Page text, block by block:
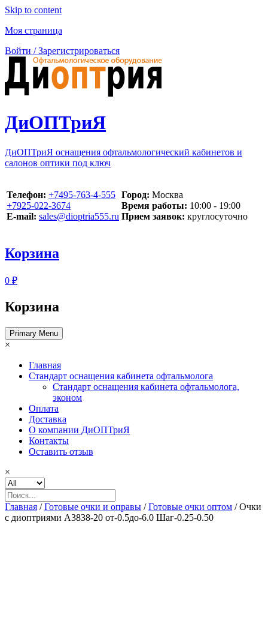
Skip to content
Моя страница
Войти / Зарегистрироваться
ДиОПТриЯ
ДиОПТриЯ оснащения офтальмологический кабинетов и
салонов оптики под ключ
Телефон: ‪+7495-763-4-555‬
‪+7925-022-3674‬
E-mail: sales@dioptria555.ru
Город: Москва
Время работы: 10:00 - 19:00
Прием заявок: круглосуточно
Корзина
0 ₽
Корзина
Primary Menu
×
Главная
Стандарт оснащения кабинета офтальмолога
Стандарт оснащения кабинета офтальмолога,
эконом
Оплата
Доставка
О компании ДиОПТриЯ
Контакты
Оставить отзыв
×
Главная /Готовые очки и оправы /Готовые очки оптом / Очки
с диоптриями A3838-20 от-0.5до-6.0 Шаг-0.25-0.50